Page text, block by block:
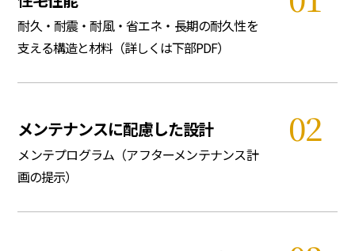
耐久・耐震・耐風・省エネ・長期の耐久性を
支える構造と材料（詳しくは下部PDF）
メンテナンスに配慮した設計
メンテプログラム（アフターメンテナンス計
画の提示）